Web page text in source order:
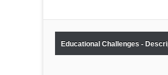
Educational Challenges -